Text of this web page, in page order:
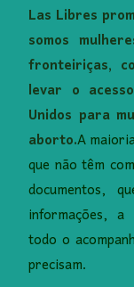
Las Libres
somos
fronteiriças,
levar o
Unidos para
aborto.A
que não têm
documentos,
informações, a
todo o
precisam.